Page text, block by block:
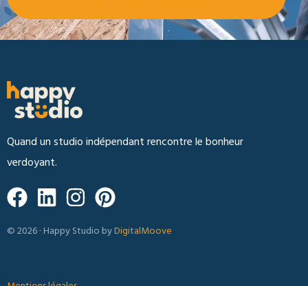
Quand un studio indépendant rencontre le bonheur
verdoyant.
© 2026 · Happy Studio byDigitalMoove